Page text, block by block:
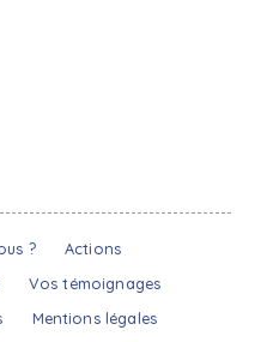
?
Actions
Vos témoignages
Mentions légales